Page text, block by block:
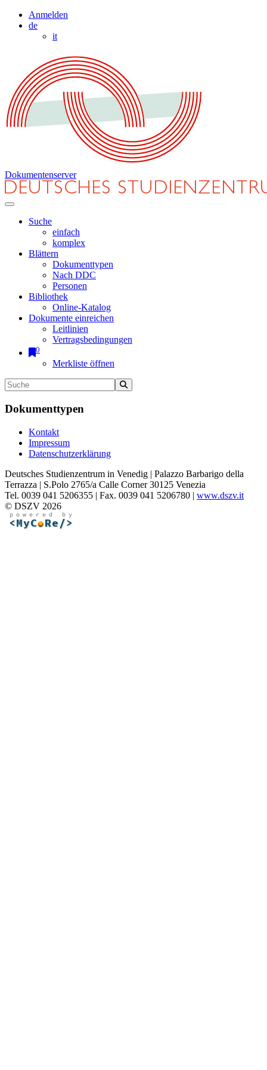
Anmelden
de
it
Dokumentenserver
Suche
einfach
komplex
Blättern
Dokumenttypen
Nach DDC
Personen
Bibliothek
Online-Katalog
Dokumente einreichen
Leitlinien
Vertragsbedingungen
0
Merkliste öffnen
Dokumenttypen
Kontakt
Impressum
Datenschutzerklärung
Deutsches Studienzentrum in Venedig | Palazzo Barbarigo della
Terrazza | S.Polo 2765/a Calle Corner 30125 Venezia
Tel. 0039 041 5206355 | Fax. 0039 041 5206780 | www.dszv.it
© DSZV 2026